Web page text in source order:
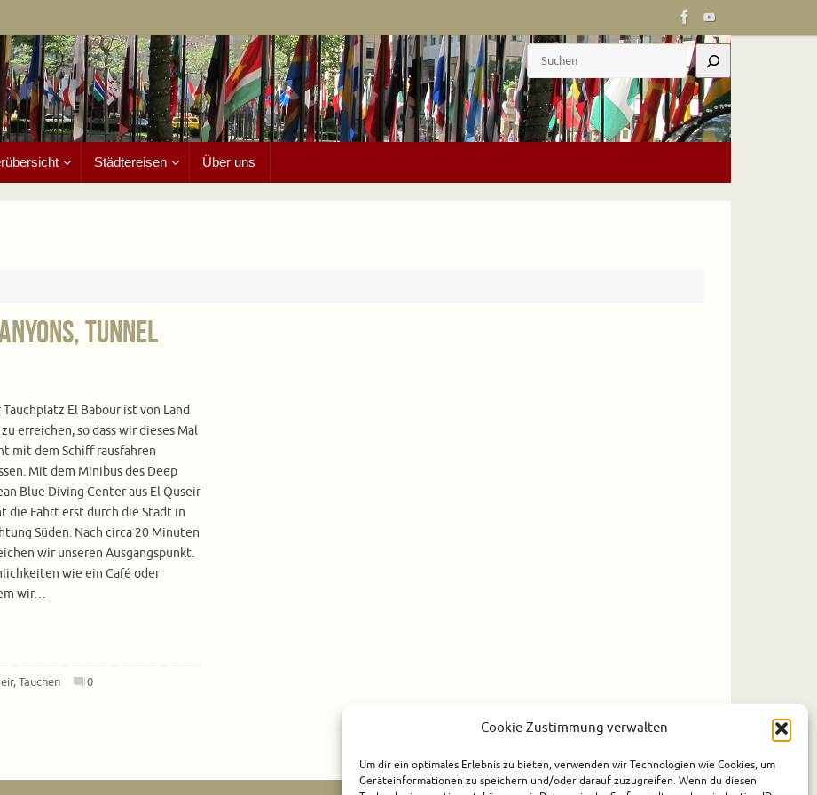
Cookie-Zustimmung verwalten
Um dir ein optimales Erlebnis zu bieten, verwenden wir Technologien wie Cookies, um
Geräteinformationen zu speichern und/oder darauf zuzugreifen. Wenn du diesen
Suchen
Städtereisen Über uns
Tunnel
Tauchplatz El Babour ist von Land
zu erreichen, so dass wir dieses Mal
mit dem Schiff rausfahren
Mit dem Minibus des Deep
Blue Diving Center aus El Quseir
die Fahrt erst durch die Stadt in
Süden. Nach circa 20 Minuten
wir unseren Ausgangspunkt.
wie ein Café oder
wir…
,Tauchen 0